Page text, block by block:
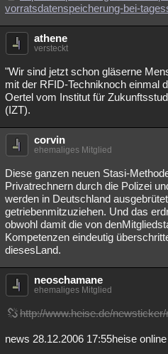
vorratsdatenspeicherung-bei-
athene
versteckt
"Wir sind jetzt schon gläserne
mit der RFID-Techniknoch einmal
Oertel vom Institut für
(IZT).
corvin
ehemaliges Mitglied
Diese ganzen neuen Stasi-
Privatrechnern durch die Polizei
werden in Deutschland
getriebenmitzuziehen. Und das
obwohl damit die von
Kompetenzen eindeutig
diesesLand.
neoschamane
ehemaliges Mitglied
http://www.heise.de/
news 28.12.2006 17:55heise online